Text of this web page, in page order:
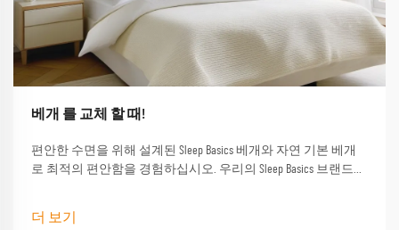
베개 를 교체 할 때!
편안한 수면을 위해 설계된 Sleep Basics 베개와 자연 기본 베개
로 최적의 편안함을 경험하십시오. 우리의 Sleep Basics 브랜드
더 보기